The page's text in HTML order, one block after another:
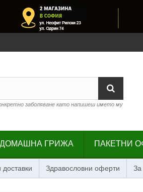
заболяване като напишеш името му
ДОМАШНА ГРИЖА ПАКЕТНИ
Здравословни оферти За